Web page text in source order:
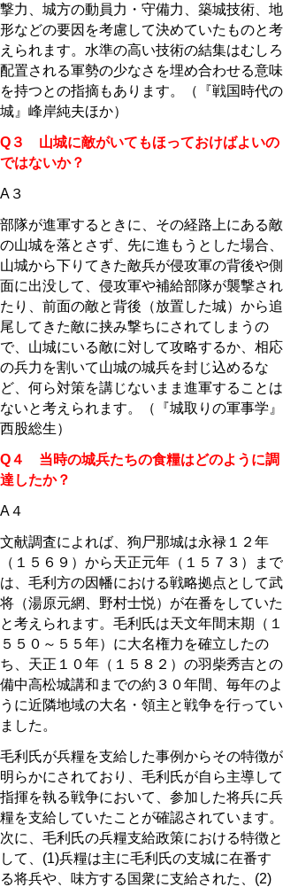
撃力、城方の動員力・守備力、築城技術、地
形などの要因を考慮して決めていたものと考
えられます。水準の高い技術の結集はむしろ
配置される軍勢の少なさを埋め合わせる意味
を持つとの指摘もあります。（『戦国時代の
城』峰岸純夫ほか）
Q３ 山城に敵がいてもほっておけばよいの
ではないか？
A３
部隊が進軍するときに、その経路上にある敵
の山城を落とさず、先に進もうとした場合、
山城から下りてきた敵兵が侵攻軍の背後や側
面に出没して、侵攻軍や補給部隊が襲撃され
たり、前面の敵と背後（放置した城）から追
尾してきた敵に挟み撃ちにされてしまうの
で、山城にいる敵に対して攻略するか、相応
の兵力を割いて山城の城兵を封じ込めるな
ど、何ら対策を講じないまま進軍することは
ないと考えられます。（『城取りの軍事学』
西股総生）
Q４ 当時の城兵たちの食糧はどのように調
達したか？
A４
文献調査によれば、狗尸那城は永禄１２年
（１５６９）から天正元年（１５７３）まで
は、毛利方の因幡における戦略拠点として武
将（湯原元網、野村士悦）が在番をしていた
と考えられます。毛利氏は天文年間末期（１
５５０～５５年）に大名権力を確立したの
ち、天正１０年（１５８２）の羽柴秀吉との
備中高松城講和までの約３０年間、毎年のよ
うに近隣地域の大名・領主と戦争を行ってい
ました。
毛利氏が兵糧を支給した事例からその特徴が
明らかにされており、毛利氏が自ら主導して
指揮を執る戦争において、参加した将兵に兵
糧を支給していたことが確認されています。
次に、毛利氏の兵糧支給政策における特徴と
して、(1)兵糧は主に毛利氏の支城に在番す
る将兵や、味方する国衆に支給された、(2)